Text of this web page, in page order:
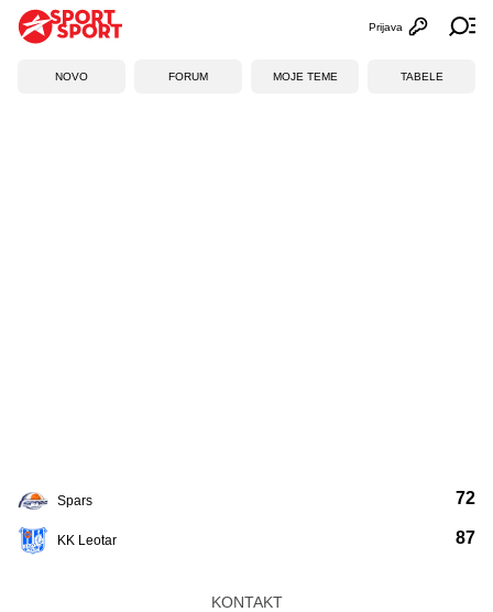
Otvori
Prijava
NOVO FORUM MOJE TEME TABELE
Spars
KK Leotar
72
87
KONTAKT